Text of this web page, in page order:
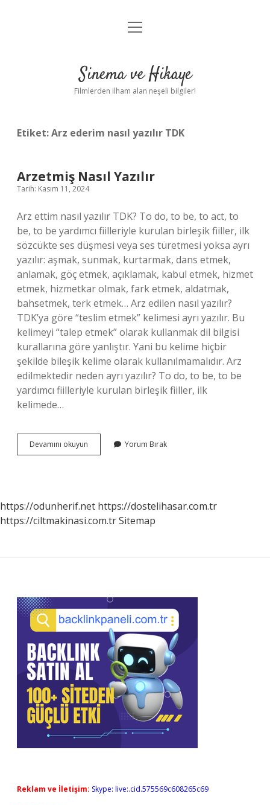
Gizlilik Politikası
Yasal Uyarı
menüyü
Sinema ve Hikaye
Filmlerden ilham alan neşeli bilgiler!
Etiket:Arz ederim nasıl yazılır TDK
Arzetmiş Nasıl Yazılır
Tarih: Kasım 11, 2024
Arz ettim nasıl yazılır TDK? To do, to be, to act, to
be, to be yardımcı fiilleriyle kurulan birleşik fiiller, ilk
sözcükte ses düşmesi veya ses türetmesi yoksa ayrı
yazılır: aşmak, sunmak, kurtarmak, dans etmek,
anlamak, göç etmek, açıklamak, kabul etmek, hizmet
etmek, hizmetkar olmak, fark etmek, aldatmak,
bahsetmek, terk etmek… Arz edilen nasıl yazılır?
TDK’ya göre “teslim etmek” kelimesi ayrı yazılır. Bu
kelimeyi “talep etmek” olarak kullanmak dil bilgisi
kurallarına göre yanlıştır. Yani bu kelime hiçbir
şekilde bileşik kelime olarak kullanılmamalıdır. Arz
edilmektedir neden ayrı yazılır? To do, to be, to be
yardımcı fiilleriyle kurulan birleşik fiiller, ilk
kelimede…
Devamını okuyun Arzetmiş
Nasıl
Yorum Bırak
https://odunherif.net https://dostelihasar.com.tr
https://ciltmakinasi.com.trSitemap
Sidebar
Reklam ve İletişim: Skype: live:.cid.575569c608265c69